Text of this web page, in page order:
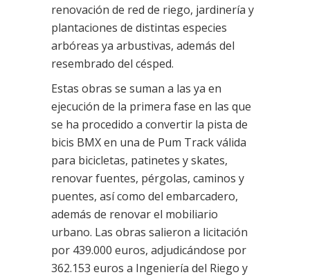
renovación de red de riego, jardinería y
plantaciones de distintas especies
arbóreas ya arbustivas, además del
resembrado del césped.
Estas obras se suman a las ya en
ejecución de la primera fase en las que
se ha procedido a convertir la pista de
bicis BMX en una de Pum Track válida
para bicicletas, patinetes y skates,
renovar fuentes, pérgolas, caminos y
puentes, así como del embarcadero,
además de renovar el mobiliario
urbano. Las obras salieron a licitación
por 439.000 euros, adjudicándose por
362.153 euros a Ingeniería del Riego y